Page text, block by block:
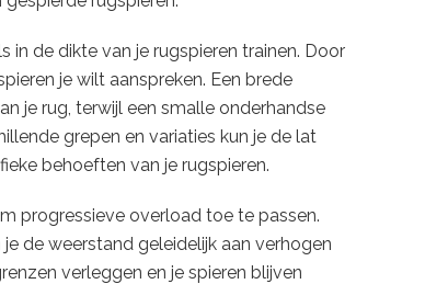
de dikte van je rugspieren trainen. Door
je wilt aanspreken. Een brede
je rug, terwijl een smalle onderhandse
grepen en variaties kun je de lat
behoeften van je rugspieren.
progressieve overload toe te passen.
de weerstand geleidelijk aan verhogen
verleggen en je spieren blijven